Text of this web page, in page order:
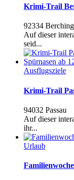
Krimi-Trail
92334 Berching
Auf dieser
seid...
Ausflugsziele
Krimi-Trail
94032 Passau
Auf dieser
ihr...
Urlaub